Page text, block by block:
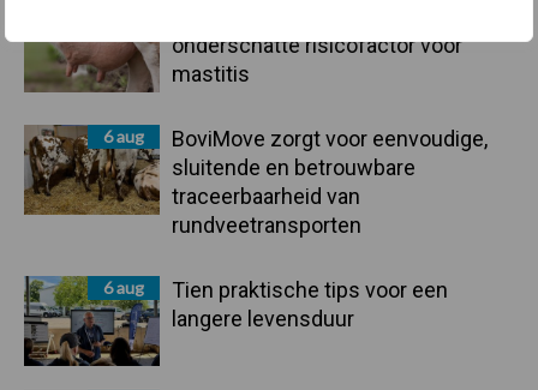
onderschatte risicofactor voor
mastitis
6 aug
BoviMove zorgt voor eenvoudige,
sluitende en betrouwbare
traceerbaarheid van
rundveetransporten
6 aug
Tien praktische tips voor een
langere levensduur